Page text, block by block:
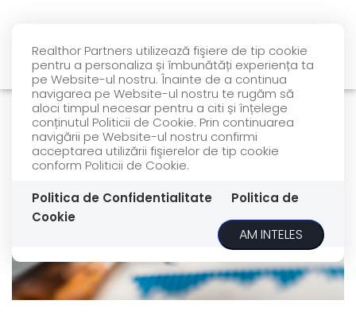
Realthor Partners utilizează fişiere de tip cookie
pentru a personaliza și îmbunătăți experiența ta
pe Website-ul nostru. Înainte de a continua
navigarea pe Website-ul nostru te rugăm să
aloci timpul necesar pentru a citi și înțelege
conținutul Politicii de Cookie. Prin continuarea
navigării pe Website-ul nostru confirmi
acceptarea utilizării fişierelor de tip cookie
conform Politicii de Cookie.
Politica de Confidentialitate
Politica de
Cookie
AM INTELES